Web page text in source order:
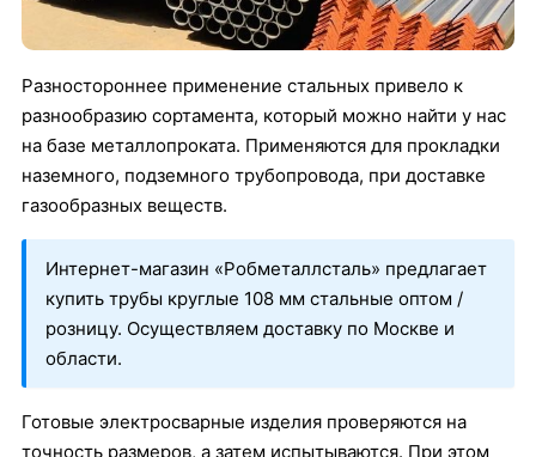
Разностороннее применение стальных привело к
разнообразию сортамента, который можно найти у нас
на базе металлопроката. Применяются для прокладки
наземного, подземного трубопровода, при доставке
газообразных веществ.
Интернет-магазин «Робметаллсталь» предлагает
купить трубы круглые 108 мм стальные оптом /
розницу. Осуществляем доставку по Москве и
области.
Готовые электросварные изделия проверяются на
точность размеров, а затем испытываются. При этом